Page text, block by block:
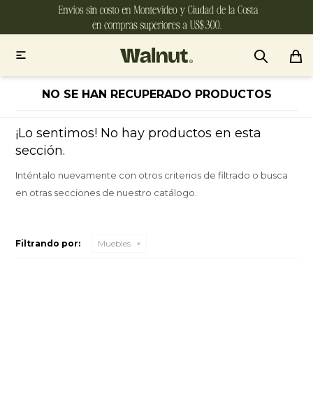

NO SE HAN RECUPERADO PRODUCTOS
¡Lo sentimos! No hay productos en esta
sección.
Inténtalo nuevamente con otros criterios de filtrado o busca
en otras secciones de nuestro catálogo.
Filtrando por: Muebles